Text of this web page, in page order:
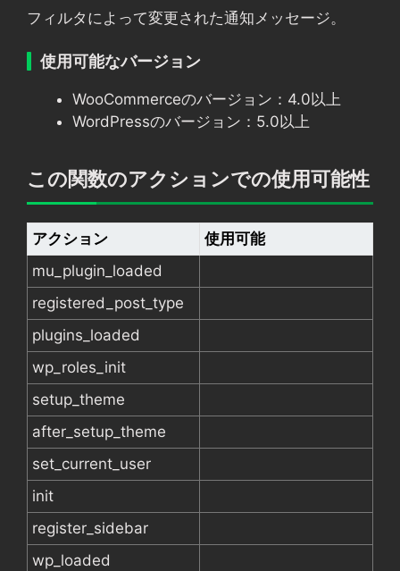
フィルタによって変更された通知メッセージ。
使用可能なバージョン
WooCommerceのバージョン：4.0以上
WordPressのバージョン：5.0以上
この関数のアクションでの使用可能性
アクション
使用可能
mu_plugin_loaded
registered_post_type
plugins_loaded
wp_roles_init
setup_theme
after_setup_theme
set_current_user
init
register_sidebar
wp_loaded